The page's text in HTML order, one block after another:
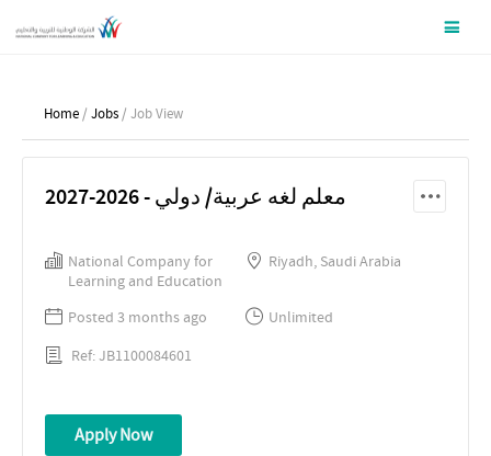
Home / Jobs / Job View
معلم لغه عربية/ دولي - 2026-2027
National Company for
Learning and Education
Riyadh, Saudi Arabia
Posted 3 months ago
Unlimited
Ref: JB1100084601
Apply Now